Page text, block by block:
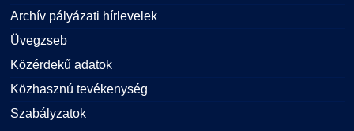
Archív pályázati hírlevelek
Üvegzseb
Közérdekű adatok
Közhasznú tevékenység
Szabályzatok